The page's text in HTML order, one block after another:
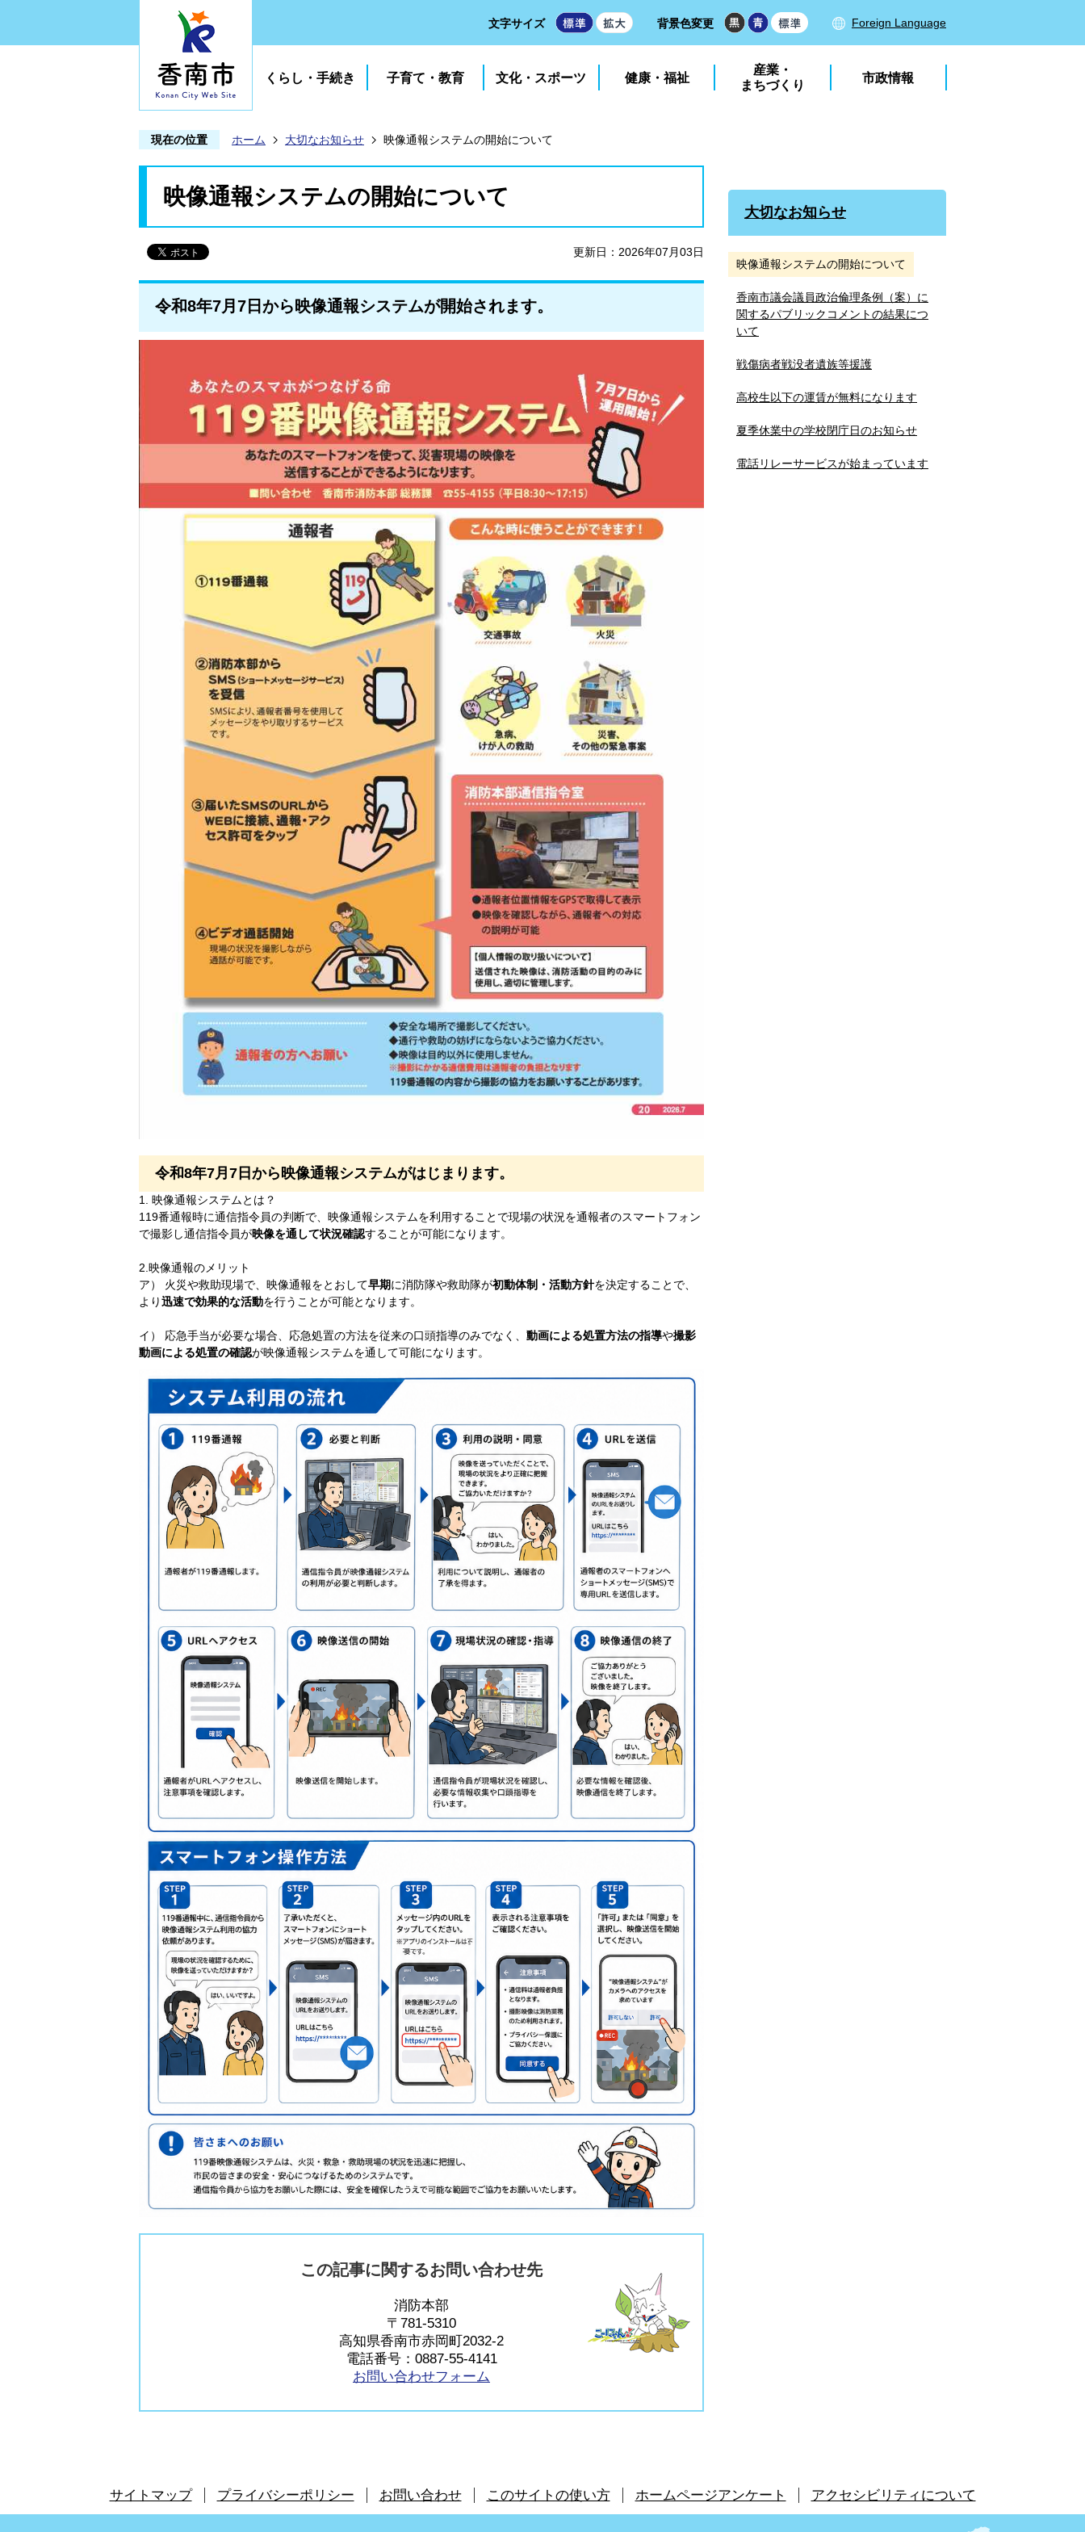
文字サイズ 背景色変更 Foreign Language
くらし・手続き 子育て・教育 文化・スポーツ 健康・福祉
産業・
まちづくり
市政情報
現在の位置 ホーム 大切なお知らせ 映像通報システムの開始について
映像通報システムの開始について
更新日：2026年07月03日
令和8年7月7日から映像通報システムが開始されます。
令和8年7月7日から映像通報システムがはじまります。
1. 映像通報システムとは？
119番通報時に通信指令員の判断で、映像通報システムを利用することで現場の状況を通報者のスマートフォン
で撮影し通信指令員が映像を通して状況確認することが可能になります。
2.映像通報のメリット
ア） 火災や救助現場で、映像通報をとおして早期に消防隊や救助隊が初動体制・活動方針を決定することで、
より迅速で効果的な活動を行うことが可能となります。
イ） 応急手当が必要な場合、応急処置の方法を従来の口頭指導のみでなく、 動画による処置方法の指導や撮影
動画による処置の確認が映像通報システムを通して可能になります。
この記事に関するお問い合わせ先
消防本部
〒781-5310
高知県香南市赤岡町2032-2
電話番号：0887-55-4141
お問い合わせフォーム
大切なお知らせ
映像通報システムの開始について
香南市議会議員政治倫理条例（案）に
関するパブリックコメントの結果につ
いて
戦傷病者戦没者遺族等援護
高校生以下の運賃が無料になります
夏季休業中の学校閉庁日のお知らせ
電話リレーサービスが始まっています
サイトマップ プライバシーポリシー お問い合わせ このサイトの使い方 ホームページアンケート アクセシビリティについて